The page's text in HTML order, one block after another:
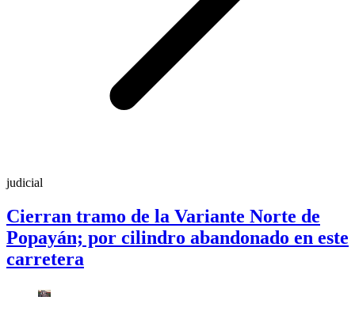
judicial
Cierran tramo de la Variante Norte de
Popayán; por cilindro abandonado en este
carretera